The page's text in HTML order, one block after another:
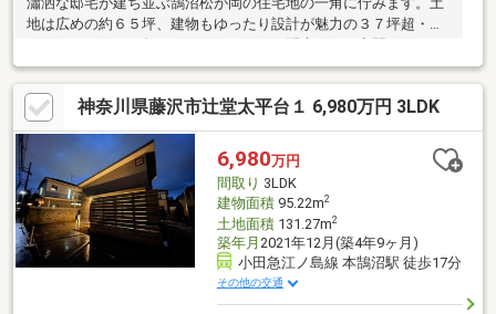
地は広めの約６５坪、建物もゆったり設計が魅力の３７坪超・５
ＬＤＫ。２０１８年にはバリアフリーに配慮された空間にリノベ
を実施し水廻り交換の他、ホームエレベーターも設置。そして２
０２４年には新たに床と壁、天井を一新しました。とても閑静な
住環境ながら学校も近く、駅へも平坦で３駅アクセス可能と子育
てにも適し暮らしやすい条件が整います。２世帯住宅としてもご
検討いただけます。また空家につきいつでもご見学可能ですので
お気軽にお問い合わせください。
神奈川県藤沢市辻堂太平台１ 6,980万円 3LDK
6,980万円
間取り 3LDK
建物面積95.22m2
土地面積131.27m2
築年月 2021年12月(築4年9ヶ月)
小田急江ノ島線 本鵠沼駅 徒歩17分
その他の交通